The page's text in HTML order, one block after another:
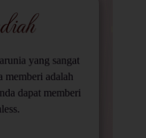
yang sangat
memberi adalah
dapat memberi